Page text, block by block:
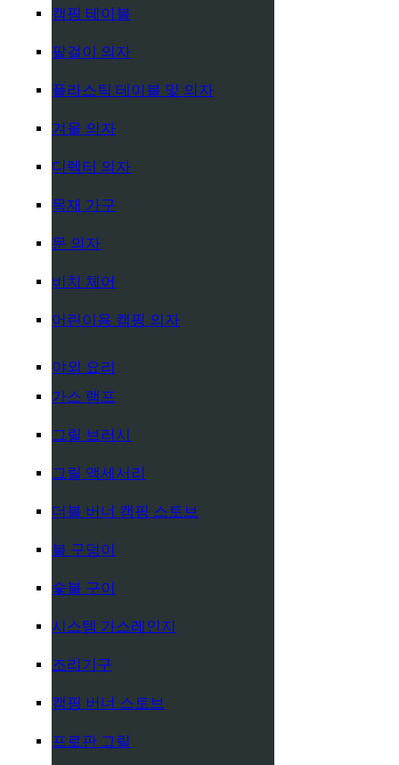
캠핑 테이블
팔걸이 의자
플라스틱 테이블 및 의자
겨울 의자
디렉터 의자
목재 가구
문 의자
비치 체어
어린이용 캠핑 의자
야외 요리
가스 램프
그릴 브러시
그릴 액세서리
더블 버너 캠핑 스토브
불 구덩이
숯불 구이
시스템 가스레인지
조리기구
캠핑 버너 스토브
프로판 그릴